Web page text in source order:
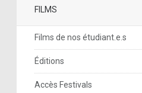
FILMS
Films de nos étudiant.e.s
Éditions
Accès Festivals